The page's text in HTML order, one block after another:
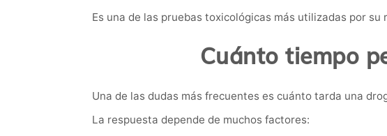
Es una de las pruebas toxicológicas más utilizadas por
Cuánto tiempo
Una de las dudas más frecuentes es cuánto tarda una
La respuesta depende de muchos factores: